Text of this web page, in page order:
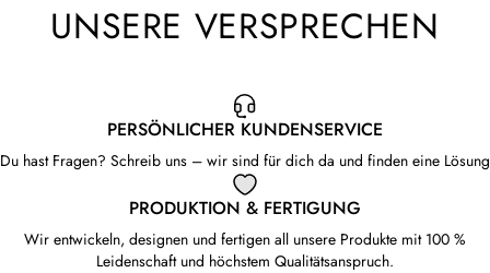
UNSERE VERSPRECHEN
PERSÖNLICHER KUNDENSERVICE
Du hast Fragen? Schreib uns – wir sind für dich da und finden eine Lösung
PRODUKTION & FERTIGUNG
Wir entwickeln, designen und fertigen all unsere Produkte mit 100 %
Leidenschaft und höchstem Qualitätsanspruch.